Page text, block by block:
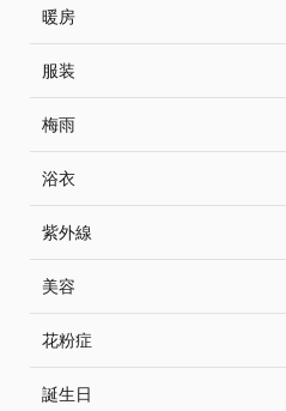
暖房
服装
梅雨
浴衣
紫外線
美容
花粉症
誕生日